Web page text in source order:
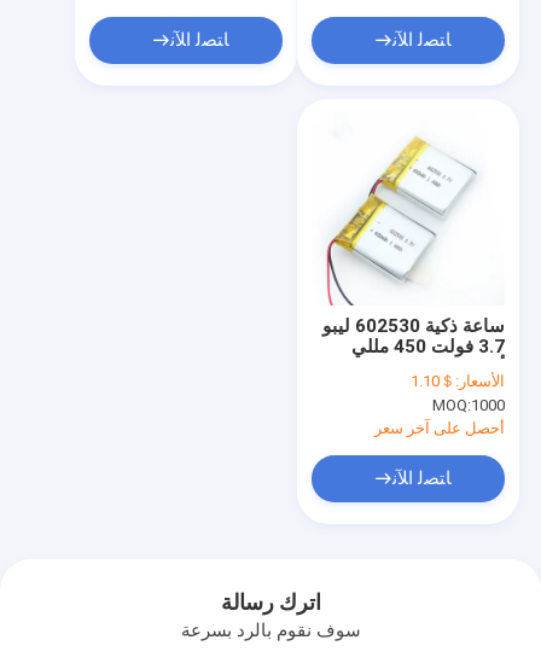
ﺎﺘﺼﻟ ﺍﻶﻧ ﺎﺘﺼﻟ ﺍﻶﻧ
ساعة ذكية 602530 ليبو
3.7 فولت 450 مللي
أمبير بطارية ليثيوم بوليمر
قابلة لإعادة الشحن
الأسعار: ＄1.10
MOQ:1000
أحصل على آخر سعر
ﺎﺘﺼﻟ ﺍﻶﻧ
اترك رسالة
سوف نقوم بالرد بسرعة